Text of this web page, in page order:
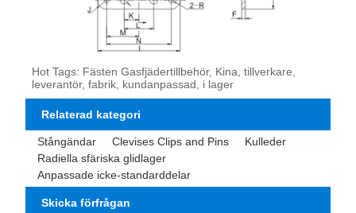
Hot Tags: Fästen Gasfjädertillbehör, Kina, tillverkare,
leverantör, fabrik, kundanpassad, i lager
Relaterad kategori
Stångändar Clevises Clips and Pins
Kulleder
Radiella sfäriska glidlager
Anpassade icke-standarddelar
Skicka förfrågan